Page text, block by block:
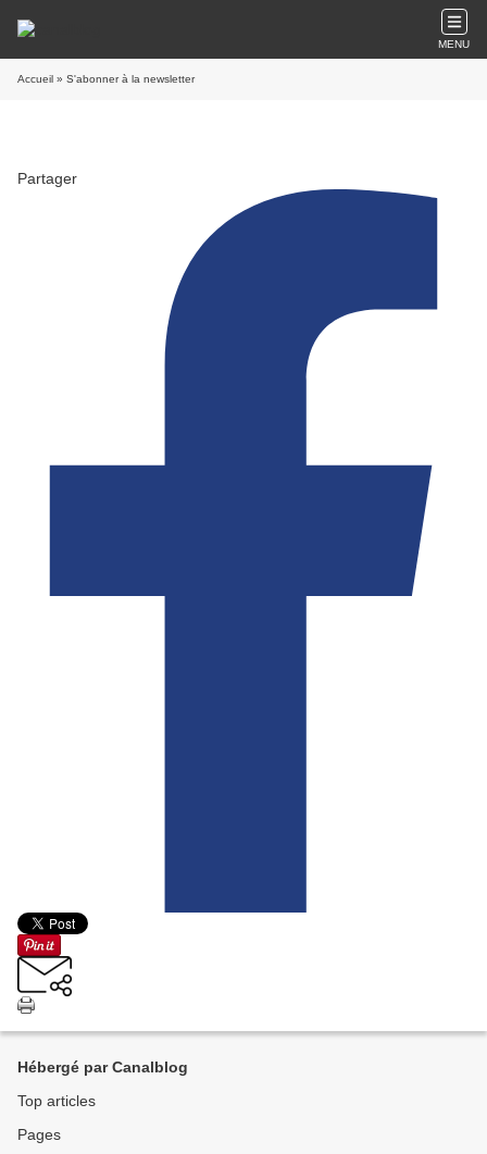
MENU
Accueil » S'abonner à la newsletter
Partager
Hébergé par Canalblog
Top articles
Pages